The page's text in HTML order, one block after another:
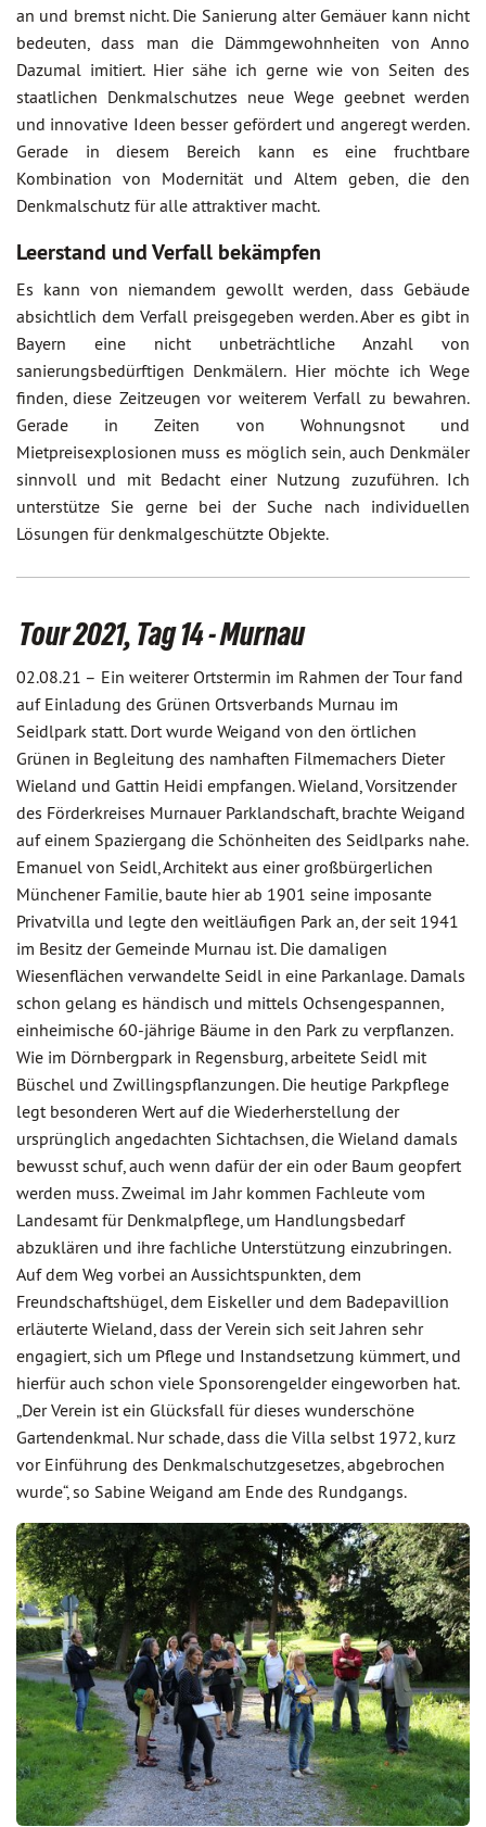
an und bremst nicht. Die Sanierung alter Gemäuer kann nicht
bedeuten, dass man die Dämmgewohnheiten von Anno
Dazumal imitiert. Hier sähe ich gerne wie von Seiten des
staatlichen Denkmalschutzes neue Wege geebnet werden
und innovative Ideen besser gefördert und angeregt werden.
Gerade in diesem Bereich kann es eine fruchtbare
Kombination von Modernität und Altem geben, die den
Denkmalschutz für alle attraktiver macht.
Leerstand und Verfall bekämpfen
Es kann von niemandem gewollt werden, dass Gebäude
absichtlich dem Verfall preisgegeben werden. Aber es gibt in
Bayern eine nicht unbeträchtliche Anzahl von
sanierungsbedürftigen Denkmälern. Hier möchte ich Wege
finden, diese Zeitzeugen vor weiterem Verfall zu bewahren.
Gerade in Zeiten von Wohnungsnot und
Mietpreisexplosionen muss es möglich sein, auch Denkmäler
sinnvoll und mit Bedacht einer Nutzung zuzuführen. Ich
unterstütze Sie gerne bei der Suche nach individuellen
Lösungen für denkmalgeschützte Objekte.
Tour 2021, Tag 14 - Murnau
02.08.21 – Ein weiterer Ortstermin im Rahmen der Tour fand
auf Einladung des Grünen Ortsverbands Murnau im
Seidlpark statt. Dort wurde Weigand von den örtlichen
Grünen in Begleitung des namhaften Filmemachers Dieter
Wieland und Gattin Heidi empfangen. Wieland, Vorsitzender
des Förderkreises Murnauer Parklandschaft, brachte Weigand
auf einem Spaziergang die Schönheiten des Seidlparks nahe.
Emanuel von Seidl, Architekt aus einer großbürgerlichen
Münchener Familie, baute hier ab 1901 seine imposante
Privatvilla und legte den weitläufigen Park an, der seit 1941
im Besitz der Gemeinde Murnau ist. Die damaligen
Wiesenflächen verwandelte Seidl in eine Parkanlage. Damals
schon gelang es händisch und mittels Ochsengespannen,
einheimische 60-jährige Bäume in den Park zu verpflanzen.
Wie im Dörnbergpark in Regensburg, arbeitete Seidl mit
Büschel und Zwillingspflanzungen. Die heutige Parkpflege
legt besonderen Wert auf die Wiederherstellung der
ursprünglich angedachten Sichtachsen, die Wieland damals
bewusst schuf, auch wenn dafür der ein oder Baum geopfert
werden muss. Zweimal im Jahr kommen Fachleute vom
Landesamt für Denkmalpflege, um Handlungsbedarf
abzuklären und ihre fachliche Unterstützung einzubringen.
Auf dem Weg vorbei an Aussichtspunkten, dem
Freundschaftshügel, dem Eiskeller und dem Badepavillion
erläuterte Wieland, dass der Verein sich seit Jahren sehr
engagiert, sich um Pflege und Instandsetzung kümmert, und
hierfür auch schon viele Sponsorengelder eingeworben hat.
„Der Verein ist ein Glücksfall für dieses wunderschöne
Gartendenkmal. Nur schade, dass die Villa selbst 1972, kurz
vor Einführung des Denkmalschutzgesetzes, abgebrochen
wurde“, so Sabine Weigand am Ende des Rundgangs.